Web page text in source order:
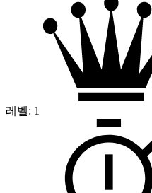
레벨: 1